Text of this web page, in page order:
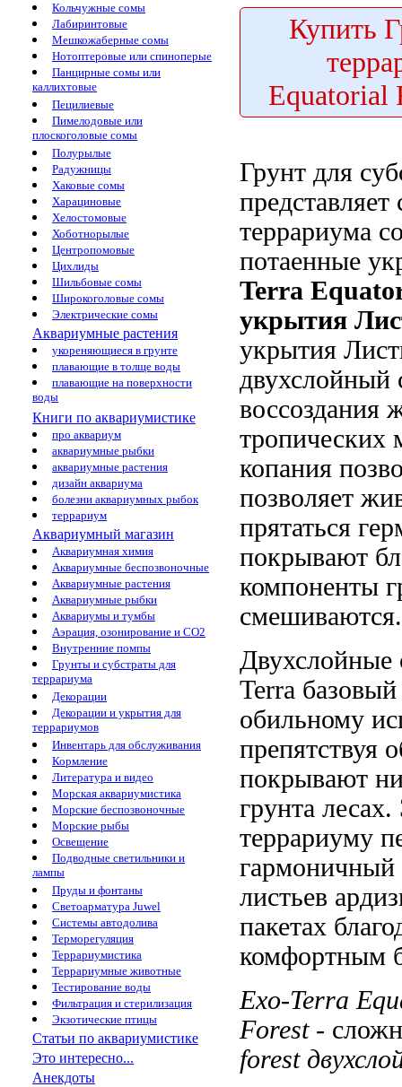
Кольчужные сомы
Лабиринтовые
Мешкожаберные сомы
Нотоптеровые или спиноперые
Панцирные сомы или
каллихтовые
Пецилиевые
Пимелодовые или
плоскоголовые сомы
Полурылые
Радужницы
Хаковые сомы
Харациновые
Хелостомовые
Хоботнорылые
Центропомовые
Цихлиды
Шильбовые сомы
Широкоголовые сомы
Электрические сомы
Аквариумные растения
укореняющиеся в грунте
плавающие в толще воды
плавающие на поверхности
воды
Книги по аквариумистике
про аквариум
аквариумные рыбки
аквариумные растения
дизайн аквариума
болезни аквариумных рыбок
террариум
Аквариумный магазин
Аквариумная химия
Аквариумные беспозвоночные
Аквариумные растения
Аквариумные рыбки
Аквариумы и тумбы
Аэрация, озонирование и CO2
Внутренние помпы
Грунты и субстраты для
террариума
Декорации
Декорации и укрытия для
террариумов
Инвентарь для обслуживания
Кормление
Литература и видео
Морская аквариумистика
Морские беспозвоночные
Морские рыбы
Освещение
Подводные светильники и
лампы
Пруды и фонтаны
Светоарматура Juwel
Системы автодолива
Терморегуляция
Террариумистика
Террариумные животные
Тестирование воды
Фильтрация и стерилизация
Экзотические птицы
Статьи по аквариумистике
Это интересно...
Анекдоты
Купить
Equatorial
Грунт для
представляет
террариума
потаенные
Terra
укрытия
укрытия
двухслойный
воссоздания
тропических
копания
позволяет
прятаться
покрывают
компоненты
Двухслойные
Terra базовый
обильному
препятствуя
покрывают
грунта
террариуму
листьев
пакетах
комфортным
Exo-Terra
Forest -
forest